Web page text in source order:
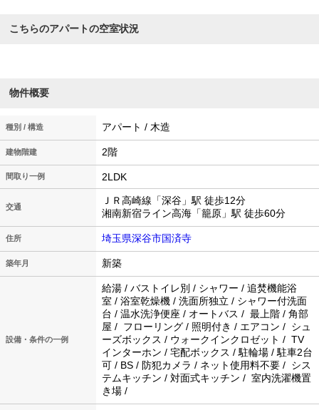
こちらのアパートの空室状況
物件概要
種別 / 構造 アパート / 木造
建物階建 2階
間取り一例 2LDK
交通
ＪＲ高崎線「深谷」駅 徒歩12分
湘南新宿ライン高海「籠原」駅 徒歩60分
住所 埼玉県深谷市国済寺
築年月 新築
設備・条件の一例
給湯 / バストイレ別 / シャワー / 追焚機能浴
室 / 浴室乾燥機 / 洗面所独立 / シャワー付洗面
台 / 温水洗浄便座 / オートバス / 最上階 / 角部
屋 / フローリング / 照明付き / エアコン / シュ
ーズボックス / ウォークインクロゼット / TV
インターホン / 宅配ボックス / 駐輪場 / 駐車2台
可 / BS / 防犯カメラ / ネット使用料不要 / シス
テムキッチン / 対面式キッチン / 室内洗濯機置
き場 /